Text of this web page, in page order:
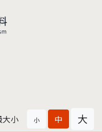
大小 小 中 大